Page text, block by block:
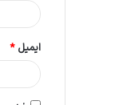
ایمیل*